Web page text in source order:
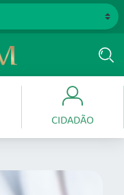
CIDADÃO